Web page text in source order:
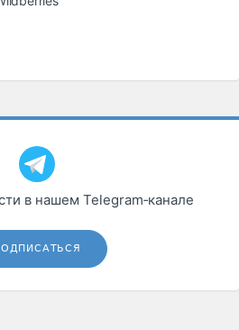
в нашем Telegram‑канале